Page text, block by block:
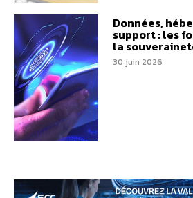
Données,
support : les
la
30 juin 2026